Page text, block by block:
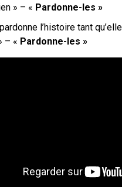
» – « Pardonne-les »
l’histoire tant
– « Pardonne-les »